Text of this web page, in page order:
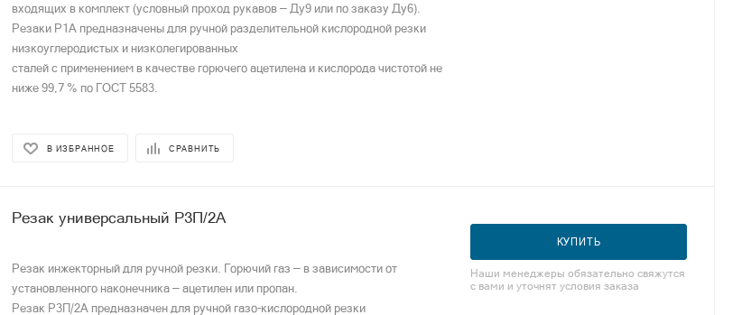
входящих в комплект (условный проход рукавов — Ду9 или по заказу Ду6).
Резаки Р1А предназначены для ручной разделительной кислородной резки
низкоуглеродистых и низколегированных
сталей с применением в качестве горючего ацетилена и кислорода чистотой не
ниже 99,7 % по ГОСТ 5583.
В ИЗБРАННОЕ СРАВНИТЬ
Резак универсальный Р3П/2А
Резак инжекторный для ручной резки. Горючий газ — в зависимости от
установленного наконечника — ацетилен или пропан.
Резак Р3П/2А предназначен для ручной газо-кислородной резки
КУПИТЬ
Наши менеджеры обязательно свяжутся
с вами и уточнят условия заказа